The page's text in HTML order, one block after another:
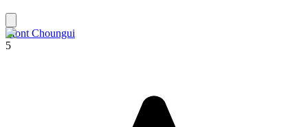
Mont Choungui
5